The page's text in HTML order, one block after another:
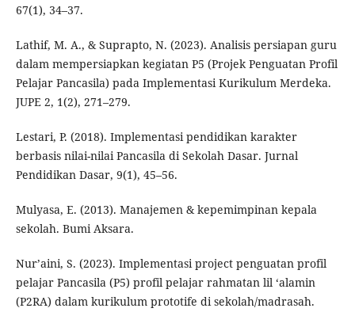
67(1), 34–37.
Lathif, M. A., & Suprapto, N. (2023). Analisis persiapan guru
dalam mempersiapkan kegiatan P5 (Projek Penguatan Profil
Pelajar Pancasila) pada Implementasi Kurikulum Merdeka.
JUPE 2, 1(2), 271–279.
Lestari, P. (2018). Implementasi pendidikan karakter
berbasis nilai-nilai Pancasila di Sekolah Dasar. Jurnal
Pendidikan Dasar, 9(1), 45–56.
Mulyasa, E. (2013). Manajemen & kepemimpinan kepala
sekolah. Bumi Aksara.
Nur’aini, S. (2023). Implementasi project penguatan profil
pelajar Pancasila (P5) profil pelajar rahmatan lil ‘alamin
(P2RA) dalam kurikulum prototife di sekolah/madrasah.